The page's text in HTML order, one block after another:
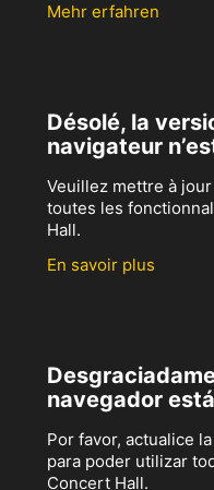
Mehr erfahren
Désolé, la
navigateur
Veuillez mettre à
toutes les
Hall.
En savoir plus
navegador
Por favor, actualice
para poder utilizar
Concert Hall.